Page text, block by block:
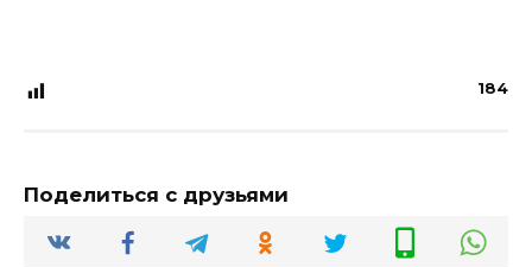
184
Поделиться с друзьями